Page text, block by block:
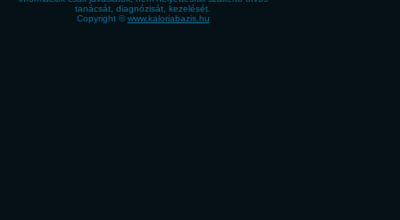
tanácsát, diagnózisát, kezelését.
Copyright © www.kaloriabazis.hu